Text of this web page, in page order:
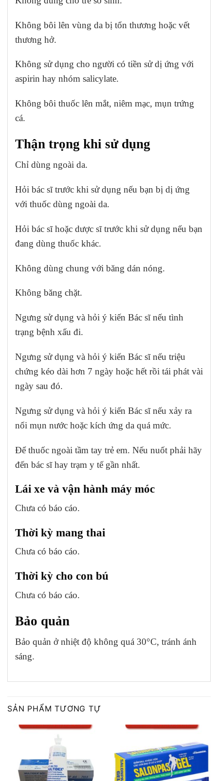
Không bôi lên vùng da bị tổn thương hoặc vết
thương hở.
Không sử dụng cho người có tiền sử dị ứng với
aspirin hay nhóm salicylate.
Không bôi thuốc lên mắt, niêm mạc, mụn trứng
cá.
Thận trọng khi sử dụng
Chỉ dùng ngoài da.
Hỏi bác sĩ trước khi sử dụng nếu bạn bị dị ứng
với thuốc dùng ngoài da.
Hỏi bác sĩ hoặc dược sĩ trước khi sử dụng nếu bạn
đang dùng thuốc khác.
Không dùng chung với băng dán nóng.
Không băng chặt.
Ngưng sử dụng và hỏi ý kiến Bác sĩ nếu tình
trạng bệnh xấu đi.
Ngưng sử dụng và hỏi ý kiến Bác sĩ nếu triệu
chứng kéo dài hơn 7 ngày hoặc hết rồi tái phát vài
ngày sau đó.
Ngưng sử dụng và hỏi ý kiến Bác sĩ nếu xảy ra
nổi mụn nước hoặc kích ứng da quá mức.
Để thuốc ngoài tầm tay trẻ em. Nếu nuốt phải hãy
đến bác sĩ hay trạm y tế gần nhất.
Lái xe và vận hành máy móc
Chưa có báo cáo.
Thời kỳ mang thai
Chưa có báo cáo.
Thời kỳ cho con bú
Chưa có báo cáo.
Bảo quản
Bảo quản ở nhiệt độ không quá 30°C, tránh ánh
sáng.
SẢN PHẨM TƯƠNG TỰ